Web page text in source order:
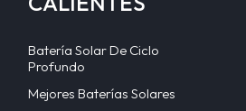
Batería Solar De Ciclo
Profundo
Mejores Baterías Solares